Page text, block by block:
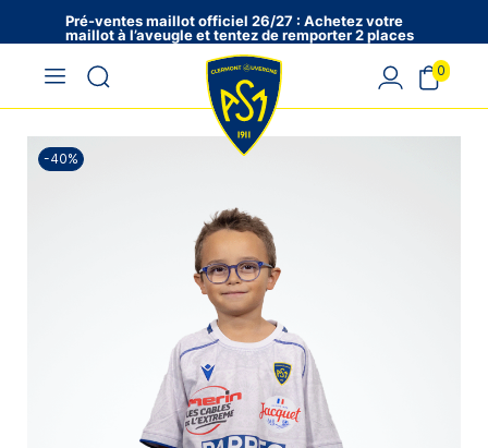
Pré-ventes maillot officiel 26/27 : Achetez votre
maillot à l’aveugle et tentez de remporter 2 places
en VIP !
-40%
0